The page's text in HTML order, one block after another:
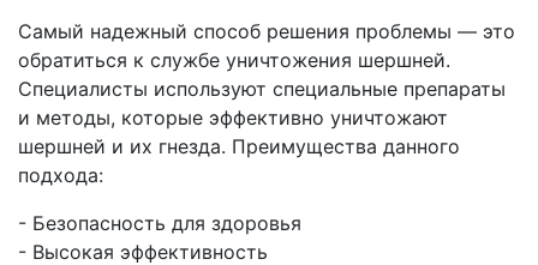
Самый надежный способ решения проблемы — это
обратиться к службе уничтожения шершней.
Специалисты используют специальные препараты
и методы, которые эффективно уничтожают
шершней и их гнезда. Преимущества данного
подхода:
- Безопасность для здоровья
- Высокая эффективность